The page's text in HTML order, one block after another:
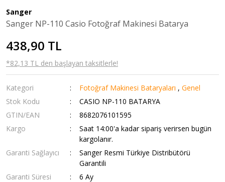
Sanger
Sanger NP-110 Casio Fotoğraf Makinesi Batarya
438,90 TL
*82,13 TL den başlayan taksitlerle!
Kategori Fotoğraf Makinesi Bataryaları ,Genel
Stok Kodu
CASIO NP-110 BATARYA
GTIN/EAN
8682076101595
Kargo
Saat 14:00'a kadar sipariş verirsen bugün
kargolanır.
Garanti Sağlayıcı
Sanger Resmi Türkiye Distribütörü
Garantili
Garanti Süresi
6 Ay